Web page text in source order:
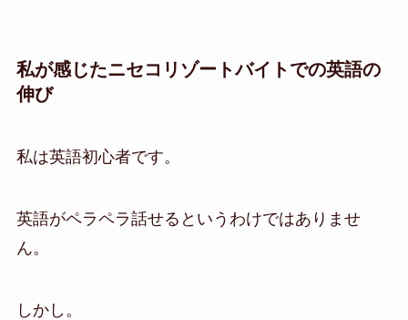
私が感じたニセコリゾートバイトでの英語の
伸び
私は英語初心者です。
英語がペラペラ話せるというわけではありませ
ん。
しかし。